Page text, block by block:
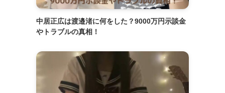
中居正広は渡邉渚に何をした？9000万円示談金
やトラブルの真相！